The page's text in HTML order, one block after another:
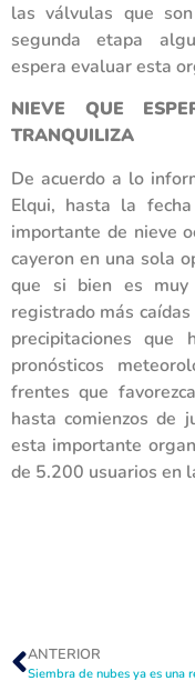
las válvulas que
segunda etapa
espera evaluar esta
NIEVE QUE
TRANQUILIZA
De acuerdo a lo
Elqui, hasta la
importante de nieve
cayeron en una sola
que si bien es muy
registrado más
precipitaciones
pronósticos
frentes que
hasta comienzos de
esta importante
de 5.200 usuarios en
ANTERIOR